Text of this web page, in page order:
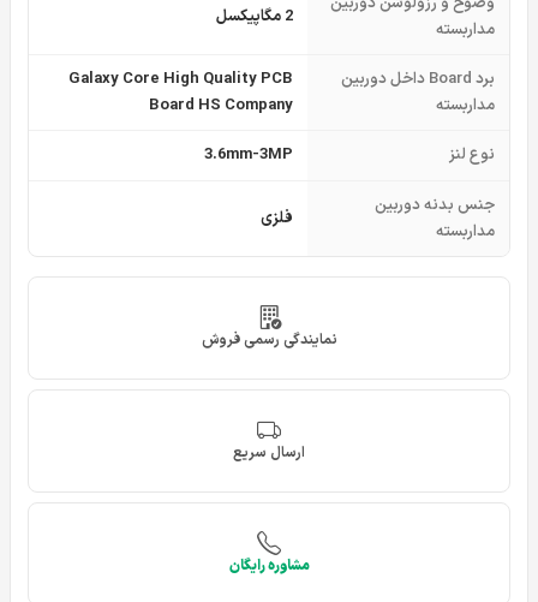
مداربسته
2 مگاپیکسل
برد Board داخل دوربین
مداربسته
Galaxy Core High Quality PCB
Board HS Company
نوع لنز 3.6mm-3MP
جنس بدنه دوربین
مداربسته
فلزی
نمایندگی رسمی فروش
ارسال سریع
مشاوره رایگان